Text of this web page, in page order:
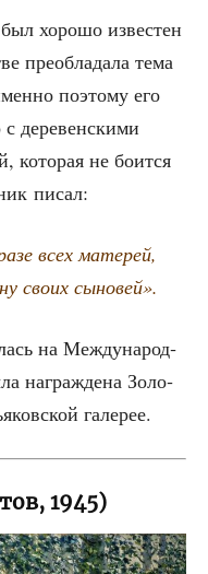
хоро­шо изве­стен
пре­об­ла­да­ла тема
поэто­му его
дере­вен­ски­ми
не боит­ся
писал:
всех мате­рей,
сво­их сыновей».
на Меж­ду­на­род­
награж­де­на Золо­
галерее.
1945)